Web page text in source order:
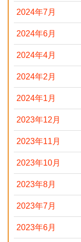
2024年7月
2024年6月
2024年4月
2024年2月
2024年1月
2023年12月
2023年11月
2023年10月
2023年8月
2023年7月
2023年6月